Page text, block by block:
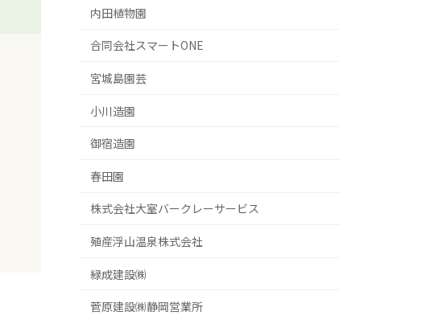
内田植物園
合同会社スマートONE
宮城島園芸
小川造園
御宿造園
春田園
株式会社大室バークレーサービス
殖産浮山温泉株式会社
緑成建設㈱
菅原建設㈱静岡営業所